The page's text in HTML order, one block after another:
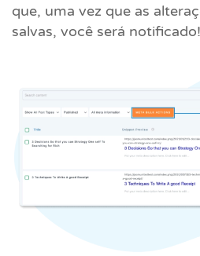
que, uma vez que as
salvas, você será notificado!